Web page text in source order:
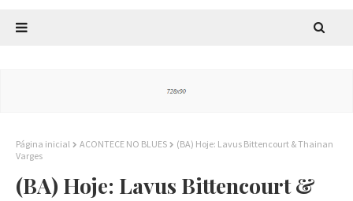
Página inicial ACONTECE NO BLUES
(BA) Hoje: Lavus Bittencourt & Thainan
Varges
(BA) Hoje: Lavus Bittencourt &